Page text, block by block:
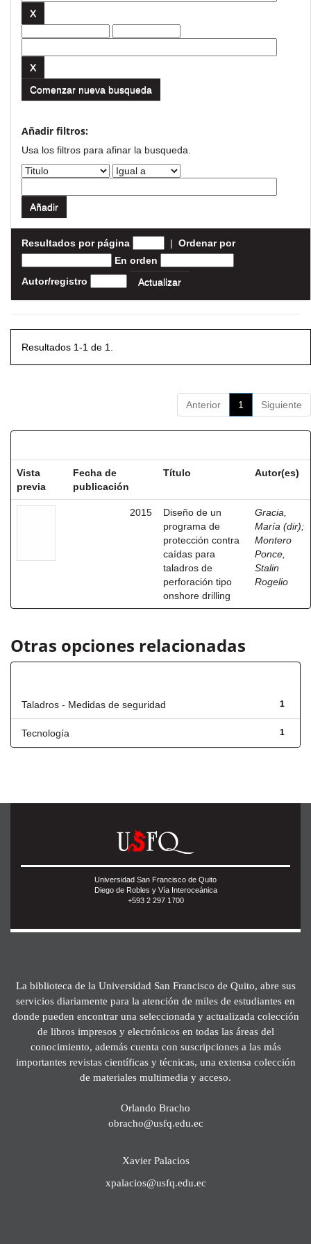
Comenzar nueva busqueda
Añadir filtros:
Usa los filtros para afinar la busqueda.
Resultados por página | Ordenar por
En orden
Autor/registro
Resultados 1-1 de 1.
Anterior 1 Siguiente
Vista
previa
Fecha de
publicación
Título Autor(es)
2015
Diseño de un
programa de
protección contra
caídas para
taladros de
perforación tipo
onshore drilling
Gracia,
María (dir);
Montero
Ponce,
Stalin
Rogelio
Otras opciones relacionadas
1
Taladros - Medidas de seguridad
1
Tecnología
Universidad San Francisco de Quito
Diego de Robles y Vía Interoceánica
+593 2 297 1700
La biblioteca de la Universidad San Francisco de Quito, abre sus
servicios diariamente para la atención de miles de estudiantes en
donde pueden encontrar una seleccionada y actualizada colección
de libros impresos y electrónicos en todas las áreas del
conocimiento, además cuenta con suscripciones a las más
importantes revistas científicas y técnicas, una extensa colección
de materiales multimedia y acceso.
Orlando Bracho
obracho@usfq.edu.ec
Xavier Palacios
xpalacios@usfq.edu.ec